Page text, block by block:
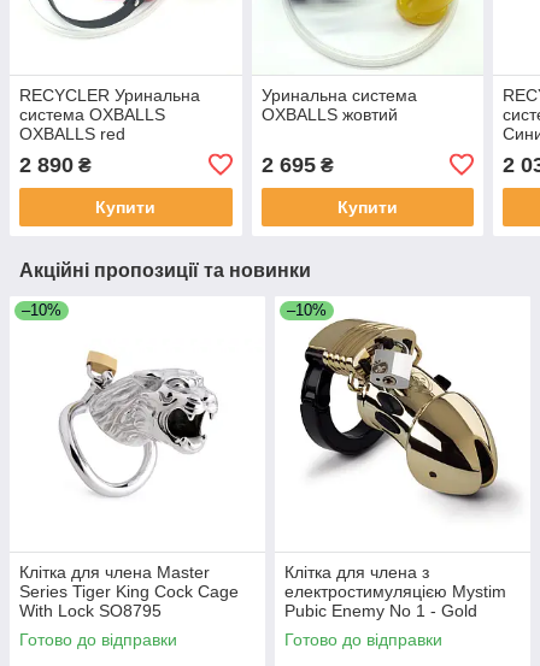
RECYCLER Уринальна
система OXBALLS
OXBALLS red
2 890 ₴
Купити
Уринальна система
OXBALLS жовтий
2 695₴
Купити
2
Акційні пропозиції та новинки
–10%
Клітка для члена Master
Series Tiger King Cock Cage
With Lock SO8795
Готово до відправки
–10%
Клітка для члена з
електростимуляцією Mystim
Pubic Enemy No 1 - Gold
Edition ST3809
Готово до відправки